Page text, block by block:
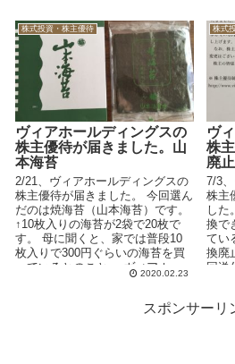
株式投資・株主優待
ヴィアホールディングスの
株主優待が届きました。山
本海苔
2/21、ヴィアホールディングスの
株主優待が届きました。 今回選ん
だのは焼海苔（山本海苔）です。
↑10枚入りの海苔が2袋で20枚で
す。 母に聞くと、家では普段10
枚入りで300円ぐらいの海苔を買
っているとのこと。 ヴィアホ...
2020.02.23
株式
ヴ
株
廃
7/3
株主
した
換で
てい
換廃
回送
スポンサーリ